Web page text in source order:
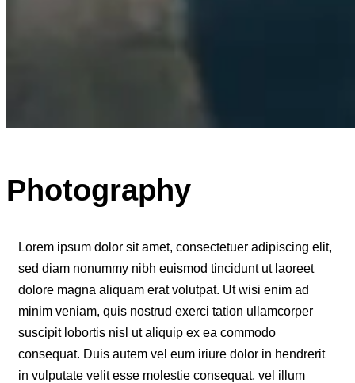
Photography
Lorem ipsum dolor sit amet, consectetuer adipiscing elit,
sed diam nonummy nibh euismod tincidunt ut laoreet
dolore magna aliquam erat volutpat. Ut wisi enim ad
minim veniam, quis nostrud exerci tation ullamcorper
suscipit lobortis nisl ut aliquip ex ea commodo
consequat. Duis autem vel eum iriure dolor in hendrerit
in vulputate velit esse molestie consequat, vel illum